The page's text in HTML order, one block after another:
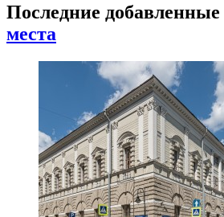
Последние добавленные
места